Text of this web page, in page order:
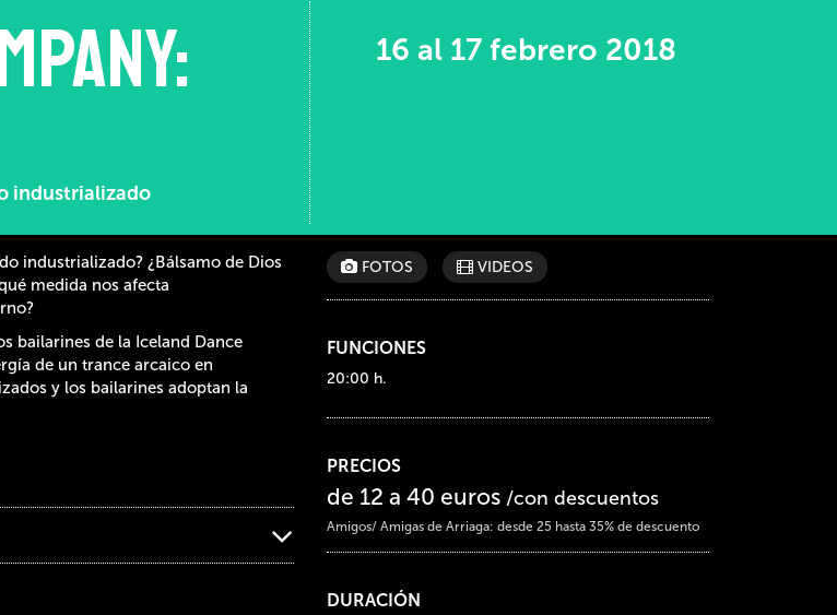
industrializado
16 al 17 febrero 2018
industrializado? ¿Bálsamo de Dios
medida nos afecta
bailarines de la Iceland Dance
de un trance arcaico en
y los bailarines adoptan la
FOTOS VIDEOS
FUNCIONES
20:00 h.
PRECIOS
de 12 a 40 euros /con descuentos
Amigos/ Amigas de Arriaga: desde 25 hasta 35% de descuento
DURACIÓN